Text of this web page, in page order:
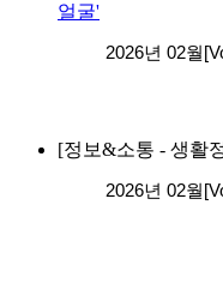
얼굴'
2026년 02월
[정보&소통 - 생활
2026년 02월